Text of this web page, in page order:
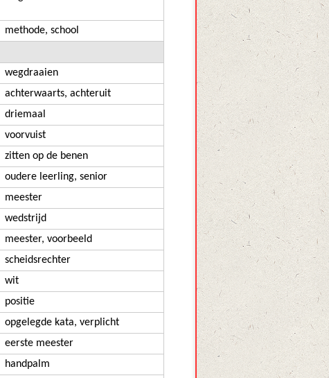
methode, school
wegdraaien
achterwaarts, achteruit
driemaal
voorvuist
zitten op de benen
oudere leerling, senior
meester
wedstrijd
meester, voorbeeld
scheidsrechter
wit
positie
opgelegde kata, verplicht
eerste meester
handpalm